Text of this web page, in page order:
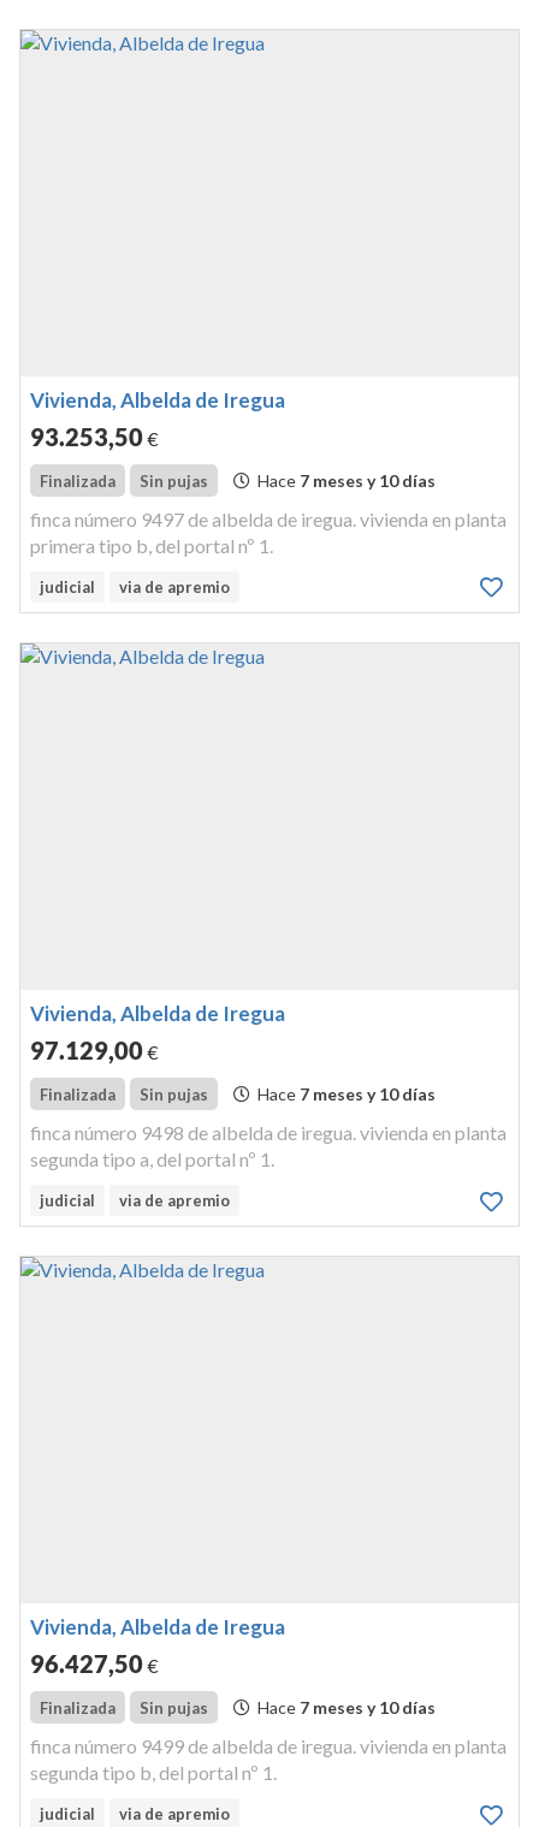
Vivienda, Albelda de Iregua
93.253,50€
Finalizada Sin pujas Hace 7 meses y 10 días
finca número 9497 de albelda de iregua. vivienda en planta
primera tipo b, del portal nº 1.
judicial via de apremio
Vivienda, Albelda de Iregua
97.129,00€
Finalizada Sin pujas Hace 7 meses y 10 días
finca número 9498 de albelda de iregua. vivienda en planta
segunda tipo a, del portal nº 1.
judicial via de apremio
Vivienda, Albelda de Iregua
96.427,50€
Finalizada Sin pujas Hace 7 meses y 10 días
finca número 9499 de albelda de iregua. vivienda en planta
segunda tipo b, del portal nº 1.
judicial via de apremio